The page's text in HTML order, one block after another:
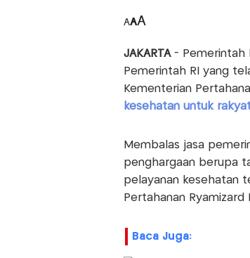
AAA
JAKARTA - Pemerintah
Pemerintah RI yang
Kementerian
kesehatan untuk
Membalas jasa
penghargaan berupa
pelayanan kesehatan
Pertahanan Ryamizard
Baca Juga: